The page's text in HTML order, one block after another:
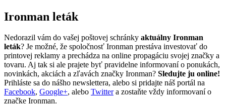
Ironman leták
Nedorazil vám do vašej poštovej schránky aktuálny Ironman
leták? Je možné, že spoločnosť Ironman prestáva investovať do
printovej reklamy a prechádza na online propagáciu svojej značky a
tovaru. Aj tak si ale prajete byť pravidelne informovaní o ponukách,
novinkách, akciách a zľavách značky Ironman? Sledujte ju online!
Prihláste sa do nášho newslettera, alebo si pridajte náš portál na
Facebook, Google+, alebo Twittera zostaňte vždy informovaní o
značke Ironman.